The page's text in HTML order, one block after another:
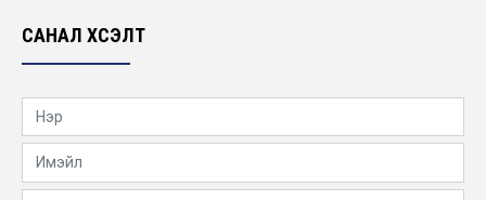
АМЖИЛТТАЙ БОЛЛОО.
САНАЛ ХҮСЭЛТ